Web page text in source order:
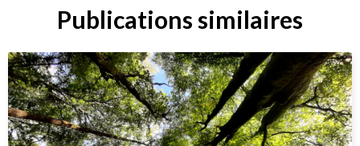
Publications similaires